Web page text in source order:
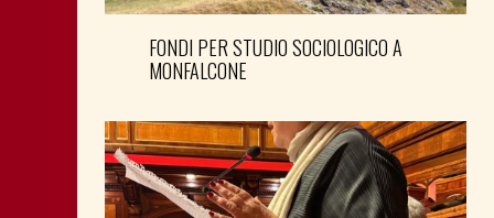
FONDI PER STUDIO SOCIOLOGICO A
MONFALCONE